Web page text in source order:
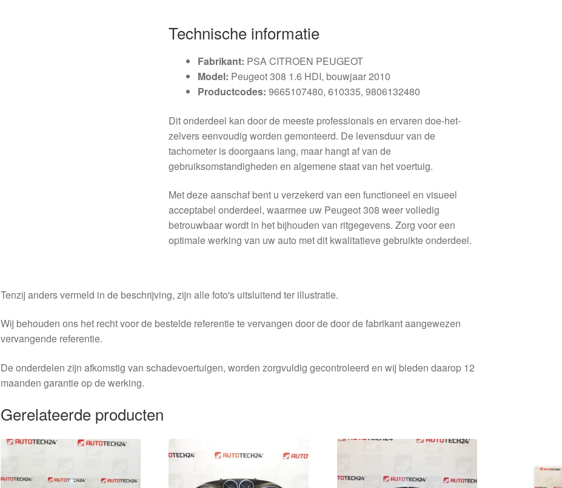
Technische informatie
Fabrikant: PSA CITROEN PEUGEOT
Model: Peugeot 308 1.6 HDI, bouwjaar 2010
Productcodes: 9665107480, 610335, 9806132480
Dit onderdeel kan door de meeste professionals en ervaren doe-het-
zelvers eenvoudig worden gemonteerd. De levensduur van de
tachometer is doorgaans lang, maar hangt af van de
gebruiksomstandigheden en algemene staat van het voertuig.
Met deze aanschaf bent u verzekerd van een functioneel en visueel
acceptabel onderdeel, waarmee uw Peugeot 308 weer volledig
betrouwbaar wordt in het bijhouden van ritgegevens. Zorg voor een
optimale werking van uw auto met dit kwalitatieve gebruikte onderdeel.
Tenzij anders vermeld in de beschrijving, zijn alle foto's uitsluitend ter illustratie.
Wij behouden ons het recht voor de bestelde referentie te vervangen door de door de fabrikant aangewezen
vervangende referentie.
De onderdelen zijn afkomstig van schadevoertuigen, worden zorgvuldig gecontroleerd en wij bieden daarop 12
maanden garantie op de werking.
Gerelateerde producten